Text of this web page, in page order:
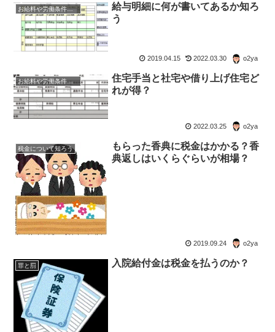
お給料や労働条件について知ろう
給与明細に何が書いてあるか知ろ
う
2019.04.15 2022.03.30 o2ya
お給料や労働条件について知ろう
住宅手当と社宅や借り上げ住宅ど
れが得？
2022.03.25 o2ya
税金について知ろう
もらった香典に税金はかかる？香
典返しはいくらぐらいが相場？
2019.09.24 o2ya
罪と罰 入院給付金は税金を払うのか？